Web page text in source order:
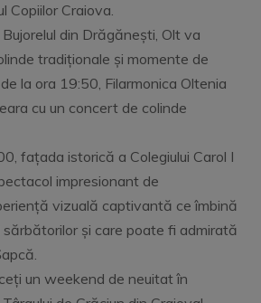
Copiilor Craiova.
din Drăgănești, Olt va
tradiționale și momente de
la ora 19:50, Filarmonica Oltenia
cu un concert de colinde
fațada istorică a Colegiului Carol I
impresionant de
vizuală captivantă ce îmbină
și care poate fi admirată
un weekend de neuitat în